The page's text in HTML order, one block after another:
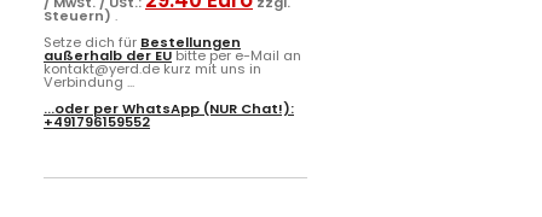
Steuern) .
Setze dich für Bestellungen
außerhalb der EUbitte per e-Mail an
kontakt@yerd.de kurz mit uns in
Verbindung ...
...oder perWhatsApp (NUR Chat!):
+491796159552